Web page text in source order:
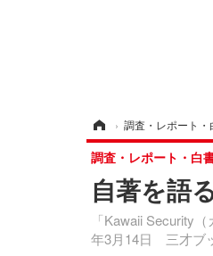
› 調査・レポート
自著を語
「Kawaii Security
年3月14日 三才ブ
調査・レポート・白